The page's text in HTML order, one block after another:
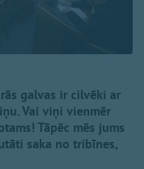
galvas ir cilvēki ar
Vai viņi vienmēr
Tāpēc mēs jums
saka no tribīnes,